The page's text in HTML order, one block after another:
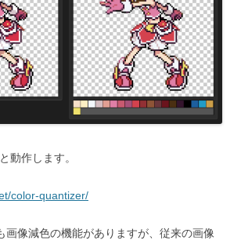
動作します。
color-quantizer/
画像減色の機能がありますが、従来の画像